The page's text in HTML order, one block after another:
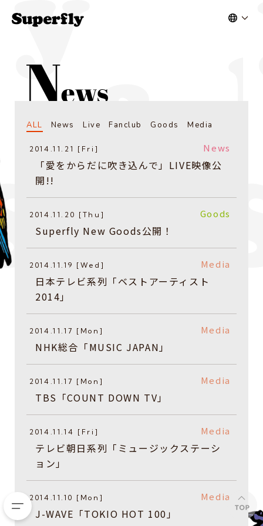
ALL News Live Fanclub Goods Media
2014.11.21 [Fri] News
「愛をからだに吹き込んで」LIVE映像公
開!!
2014.11.20 [Thu] Goods
Superfly New Goods公開！
2014.11.19 [Wed] Media
日本テレビ系列「ベストアーティスト
2014」
2014.11.17 [Mon] Media
NHK総合「MUSIC JAPAN」
2014.11.17 [Mon] Media
TBS「COUNT DOWN TV」
2014.11.14 [Fri] Media
テレビ朝日系列「ミュージックステーシ
ョン」
2014.11.10 [Mon] Media
J-WAVE「TOKIO HOT 100」